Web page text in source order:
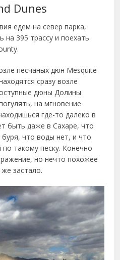
Dunes
едем на север парка,
395 трассу и поехать
песчаных дюн Mesquite
сразу возле
дюны Долины
на мгновение
где-то далеко в
быть даже в Сахаре, что
буря, что воды нет, и что
такому песку. Конечно
но нечто похожее
застало.